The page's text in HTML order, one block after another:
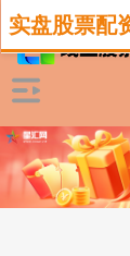
实盘股票配